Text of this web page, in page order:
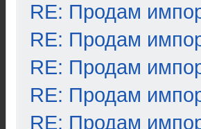
RE: Продам
RE: Продам
RE: Продам
RE: Продам
RE: Продам